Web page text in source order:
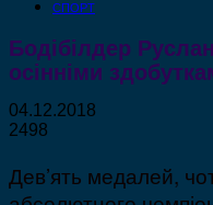
СПОРТ
Бодібілдер
осінніми
04.12.2018
2498
Дев’ять медалей,